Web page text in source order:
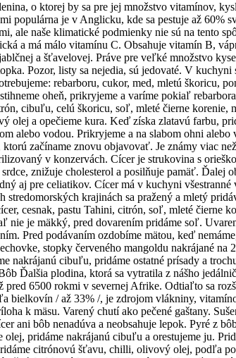
o ktorej by sa pre jej množstvo vitamínov,
populárna je v Anglicku, kde sa pestuje až 60%
ale naše klimatické podmienky nie sú na tento
a má málo vitamínu C. Obsahuje vitamín B,
a šťavelovej. Práve pre veľké množstvo
Pozor, listy sa nejedia, sú jedovaté. V
rebarboru, cukor, med, mletú škoricu,
oheň, prikryjeme a varíme pokiaľ
cibuľu, celú škoricu, soľ, mleté čierne
olej a opečieme kura. Keď získa zlatavú farbu,
alebo vodou. Prikryjeme a na slabom ohni
začíname znovu objavovať. Je známy viac
v konzervách. Cícer je strukovina s
znižuje cholesterol a posilňuje pamäť. Ďalej
aj pre celiatikov. Cícer má v kuchyni
krajinách sa pražený a mletý
cesnak, pastu Tahini, citrón, soľ, mleté čierne
nie je mäkký, pred dovarením pridáme soľ.
Pred podávaním ozdobíme mätou, keď
stopky červeného mangoldu nakrájané
nakrájanú cibuľu, pridáme ostatné prísady a
Ďalšia plodina, ktorá sa vytratila z nášho
pred 6500 rokmi v severnej Afrike. Odtiaľto sa
bielkovín / až 33% /, je zdrojom vlákniny,
k mäsu. Varený chutí ako pečené gaštany.
ani bôb nenadúva a neobsahuje lepok. Pyré
pridáme nakrájanú cibuľu a orestujeme ju.
citrónovú šťavu, chilli, olivový olej, podľa